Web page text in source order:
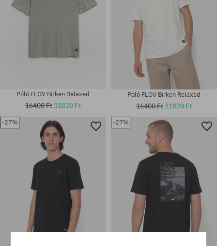
Elérhető méretek:
M; L; XL; XXL
Elérhető méretek:
M; L; XL; XXL
Póló FLOV Birken Relaxed
16400 Ft 11820 Ft
Póló FLOV Birken Relaxed
16400 Ft 11820 Ft
-27% -27%